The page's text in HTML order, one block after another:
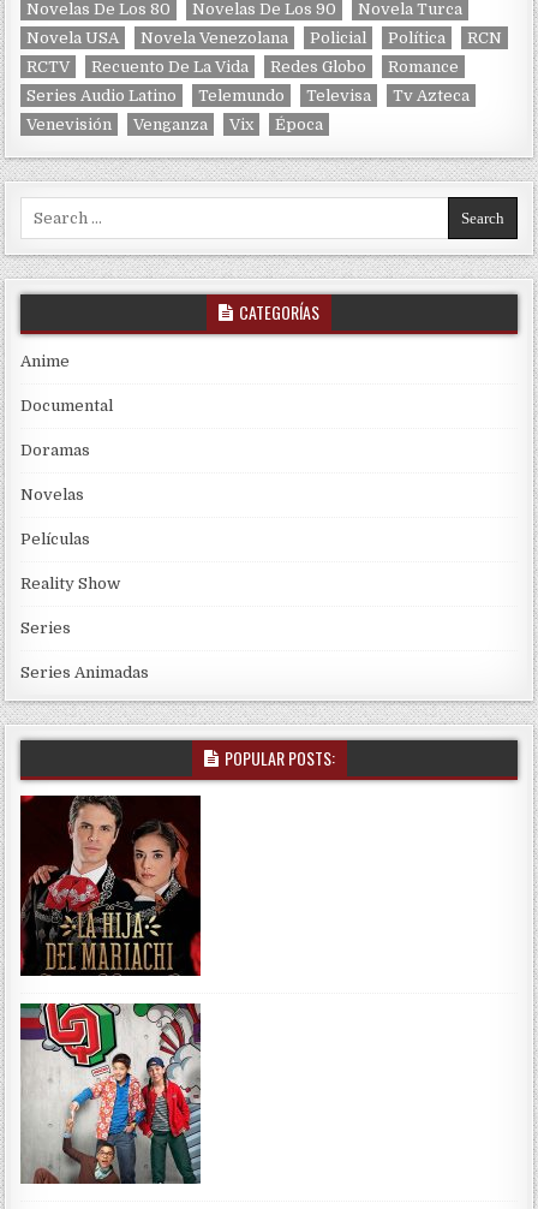
Novelas De Los 80 Novelas De Los 90
Novela Turca
Novela USA
Novela Venezolana Policial Política
RCN
RCTV
Recuento De La Vida Redes Globo
Romance
Series Audio Latino
Telemundo Televisa
Tv Azteca
Venevisión
Venganza Vix Época
Search for:
CATEGORÍAS
Anime
Documental
Doramas
Novelas
Películas
Reality Show
Series
Series Animadas
POPULAR POSTS: